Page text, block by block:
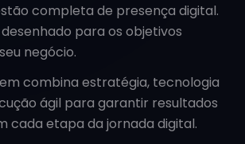
completa de presença digital.
para os objetivos
negócio.
combina estratégia, tecnologia
ágil para garantir resultados
cada etapa da jornada digital.